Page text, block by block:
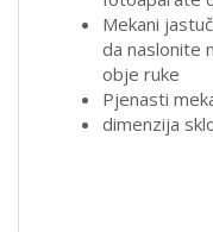
Mekani
da naslonite
obje ruke
Pjenasti
dimenzija